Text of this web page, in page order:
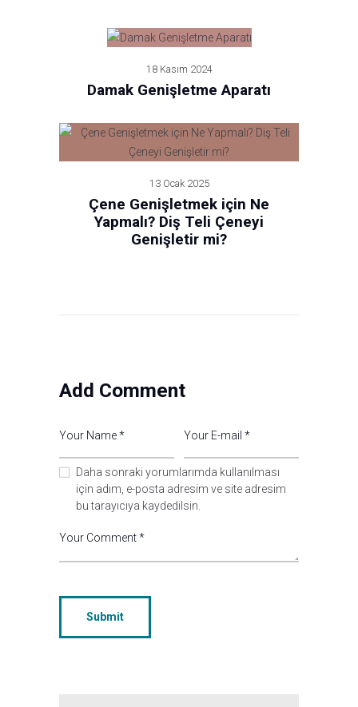
18 Kasım 2024
Damak Genişletme Aparatı
13 Ocak 2025
Çene Genişletmek için Ne
Yapmalı? Diş Teli Çeneyi
Genişletir mi?
Add Comment
Daha sonraki yorumlarımda kullanılması
için adım, e-posta adresim ve site adresim
bu tarayıcıya kaydedilsin.